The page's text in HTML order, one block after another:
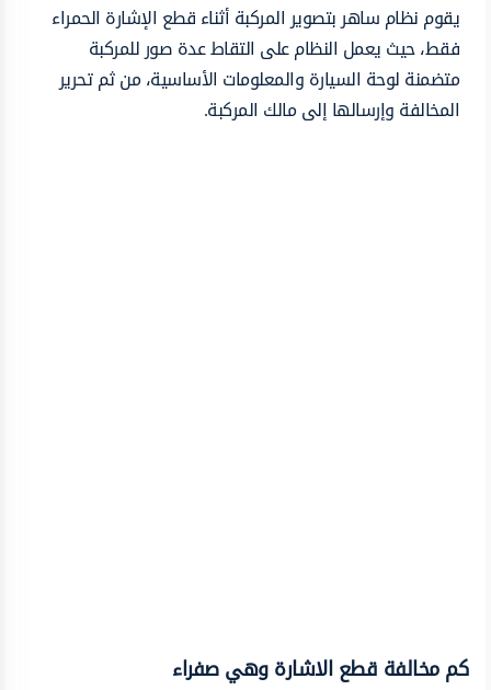
يقوم نظام ساهر بتصوير المركبة أثناء قطع الإشارة الحمراء
فقط، حيث يعمل النظام على التقاط عدة صور للمركبة
متضمنة لوحة السيارة والمعلومات الأساسية، من ثم تحرير
المخالفة وإرسالها إلى مالك المركبة.
كم مخالفة قطع الاشارة وهي صفراء